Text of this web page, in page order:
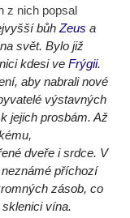
z nich popsal
bůh Zeus a
svět. Bylo již
kdesi ve Frýgii.
aby nabrali nové
výstavných
jejich prosbám. Až
dveře i srdce. V
příchozí
zásob, co
vína.